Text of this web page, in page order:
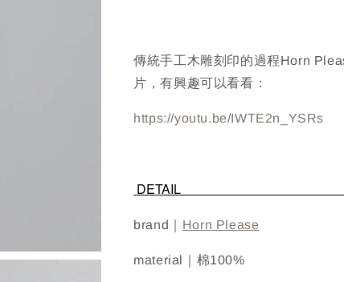
傳統手工木雕刻印的過程Horn
片，有興趣可以看看：
https://youtu.be/IWTE2n_YSRs
brand｜ Horn Please
material｜棉100%